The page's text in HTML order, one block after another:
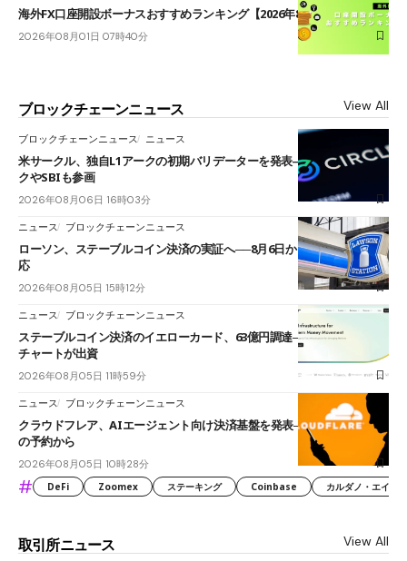
海外FX口座開設ボーナスおすすめランキング【2026年8月最新】
2026年08月01日 07時40分
ブロックチェーンニュース View All
ブロックチェーンニュース ニュース
米サークル、独自L1アークの初期バリデーターを発表――ブラックロッ
クやSBIも参画
2026年08月06日 16時03分
ニュース ブロックチェーンニュース
ローソン、ステーブルコイン決済の実証へ──8月6日からJPYCやUSDC対
応
2026年08月05日 15時12分
ニュース ブロックチェーンニュース
ステーブルコイン決済のイエローカード、63億円調達──ソニーやスタン
チャートが出資
2026年08月05日 11時59分
ニュース ブロックチェーンニュース
クラウドフレア、AIエージェント向け決済基盤を発表──まずハンドル名
の予約から
2026年08月05日 10時28分
# DeFi Zoomex ステーキング Coinbase カルダノ・エイ
取引所ニュース View All